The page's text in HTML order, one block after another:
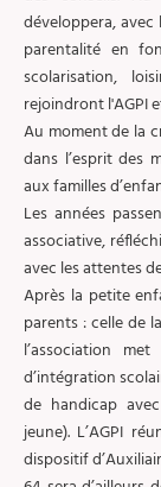
développera,
parentalité en
scolarisation,
rejoindront l'AGPI
Au moment de la
dans l’esprit des
aux familles
Les années
associative,
avec les attentes
Après la petite
parents : celle de
l’association
d’intégration
de handicap
jeune). L’AGPI
dispositif